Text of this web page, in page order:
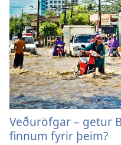
Veðuröfgar – getur
finnum fyrir þeim?